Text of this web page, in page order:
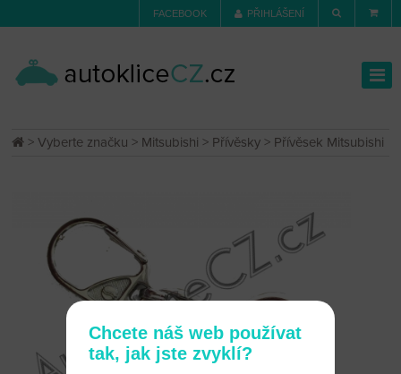
FACEBOOK PŘIHLÁŠENÍ
>Vyberte značku > Mitsubishi > Přívěsky > Přívěsek Mitsubishi
Chcete náš web používat
tak, jak jste zvyklí?